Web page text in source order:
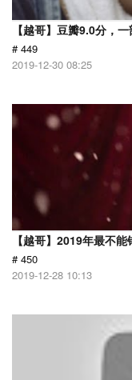
【越哥】豆瓣9.0分，
# 449
2019-12-30 08:25
【越哥】2019年最不
# 450
2019-12-28 10:13